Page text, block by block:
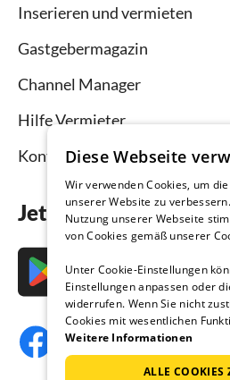
Inserieren und vermieten
Gastgebermagazin
Channel Manager
Hilfe Vermieter
Kontakt
Jetzt die App
Diese Webseite
Wir verwenden Cookies, um
unserer Website zu
Nutzung unserer Webseite
von Cookies gemäß unserer
Unter Cookie-Einstellungen
Einstellungen anpassen oder
widerrufen. Wenn Sie nicht
Cookies mit wesentlichen
Weitere Informationen
ALLE COOKIES